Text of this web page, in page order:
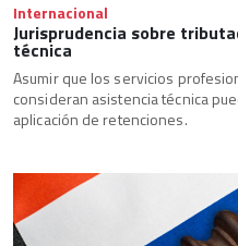
Internacional
Jurisprudencia sobre
técnica
Asumir que los servicios
consideran asistencia técnica
aplicación de retenciones.